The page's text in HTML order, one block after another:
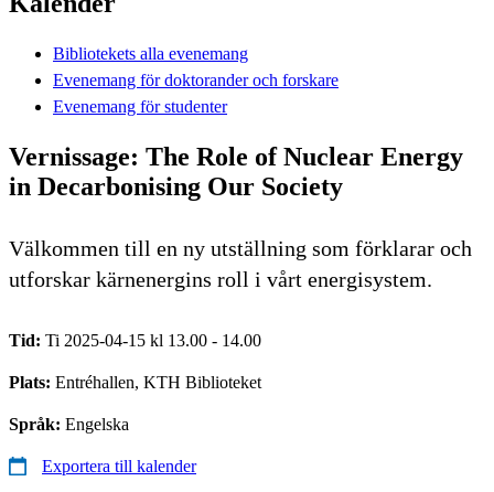
Bibliotekets alla evenemang
Evenemang för doktorander och forskare
Evenemang för studenter
Vernissage: The Role of Nuclear Energy
in Decarbonising Our Society
Välkommen till en ny utställning som förklarar och
utforskar kärnenergins roll i vårt energisystem.
Tid: Ti 2025-04-15 kl 13.00 - 14.00
Plats: Entréhallen, KTH Biblioteket
Språk: Engelska
Exportera till kalender